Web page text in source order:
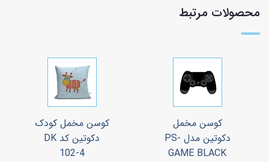
محصولات مرتبط
کوسن مخمل
دکوتین مدل PS-
GAME BLACK
کوسن مخمل کودک
دکوتین کد DK
102-4